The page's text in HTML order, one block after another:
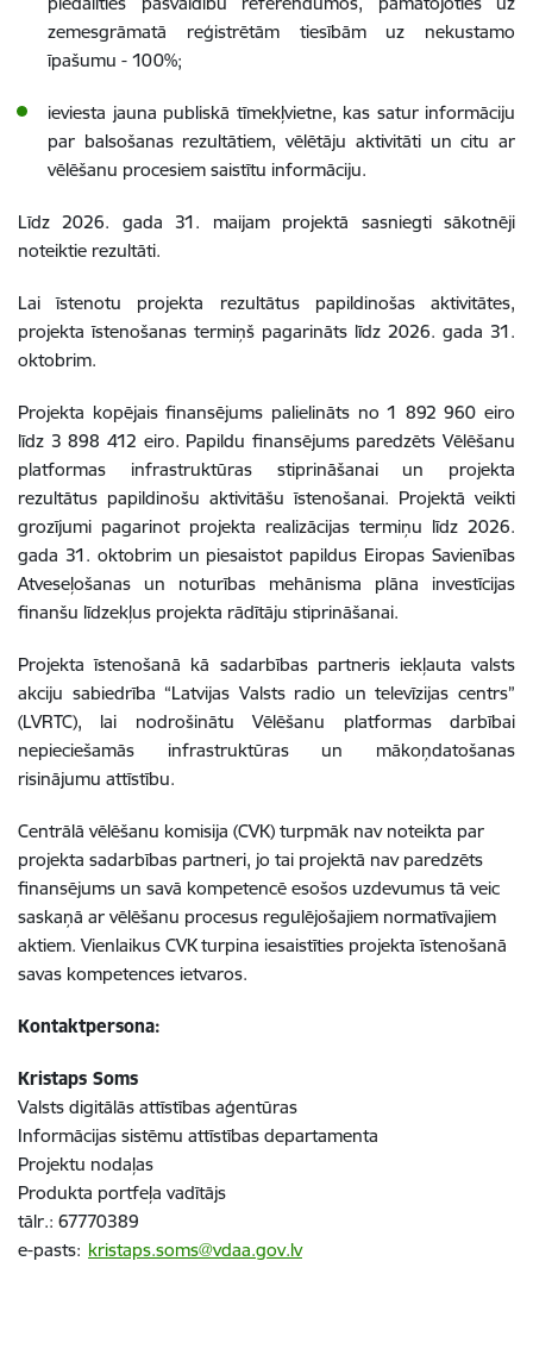
zemesgrāmatā reģistrētām tiesībām uz nekustamo
īpašumu - 100%;
ieviesta jauna publiskā tīmekļvietne, kas satur informāciju
par balsošanas rezultātiem, vēlētāju aktivitāti un citu ar
vēlēšanu procesiem saistītu informāciju.
Līdz 2026. gada 31. maijam projektā sasniegti sākotnēji
noteiktie rezultāti.
Lai īstenotu projekta rezultātus papildinošas aktivitātes,
projekta īstenošanas termiņš pagarināts līdz 2026. gada 31.
oktobrim.
Projekta kopējais finansējums palielināts no 1 892 960 eiro
līdz 3 898 412 eiro. Papildu finansējums paredzēts Vēlēšanu
platformas infrastruktūras stiprināšanai un projekta
rezultātus papildinošu aktivitāšu īstenošanai. Projektā veikti
grozījumi pagarinot projekta realizācijas termiņu līdz 2026.
gada 31. oktobrim un piesaistot papildus Eiropas Savienības
Atveseļošanas un noturības mehānisma plāna investīcijas
finanšu līdzekļus projekta rādītāju stiprināšanai.
Projekta īstenošanā kā sadarbības partneris iekļauta valsts
akciju sabiedrība “Latvijas Valsts radio un televīzijas centrs”
(LVRTC), lai nodrošinātu Vēlēšanu platformas darbībai
nepieciešamās infrastruktūras un mākoņdatošanas
risinājumu attīstību.
Centrālā vēlēšanu komisija (CVK) turpmāk nav noteikta par
projekta sadarbības partneri, jo tai projektā nav paredzēts
finansējums un savā kompetencē esošos uzdevumus tā veic
saskaņā ar vēlēšanu procesus regulējošajiem normatīvajiem
aktiem. Vienlaikus CVK turpina iesaistīties projekta īstenošanā
savas kompetences ietvaros.
Kontaktpersona:
Kristaps Soms
Valsts digitālās attīstības aģentūras
Informācijas sistēmu attīstības departamenta
Projektu nodaļas
Produkta portfeļa vadītājs
tālr.: 67770389
e-pasts: kristaps.soms@vdaa.gov.lv